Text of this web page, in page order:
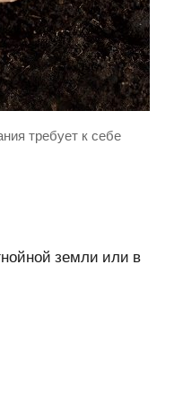
требует к себе
земли или в